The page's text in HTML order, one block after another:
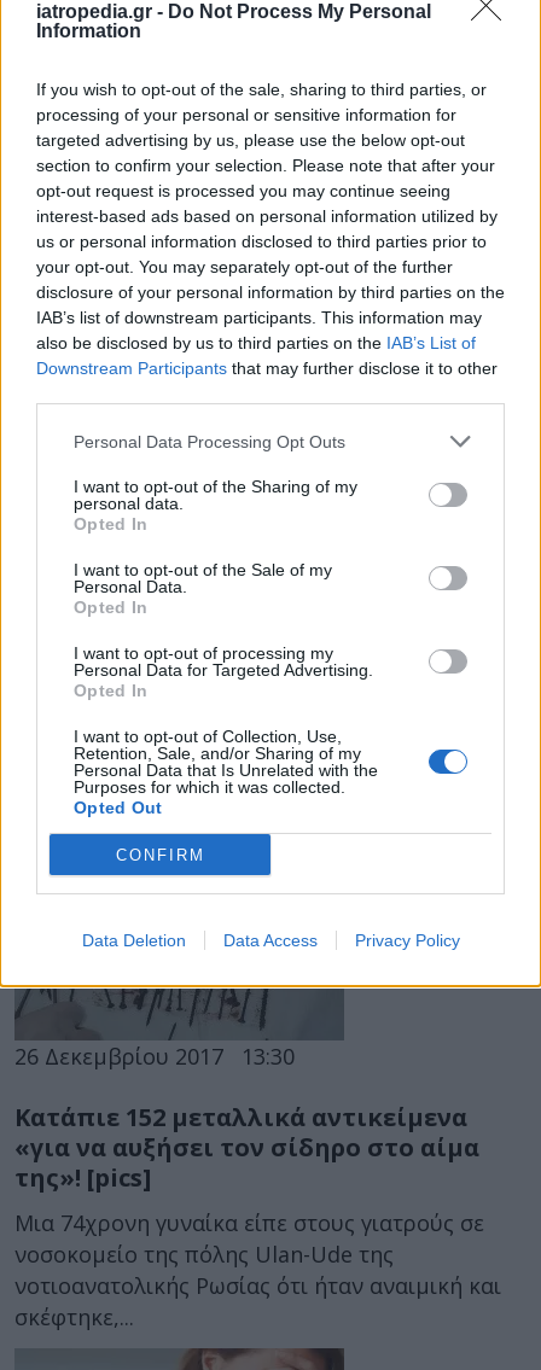
iatropedia.gr - Do Not Process My Personal
Information
If you wish to opt-out of the sale, sharing to third parties, or
processing of your personal or sensitive information for
targeted advertising by us, please use the below opt-out
section to confirm your selection. Please note that after your
opt-out request is processed you may continue seeing
interest-based ads based on personal information utilized by
us or personal information disclosed to third parties prior to
your opt-out. You may separately opt-out of the further
disclosure of your personal information by third parties on the
IAB’s list of downstream participants. This information may
also be disclosed by us to third parties on the IAB’s List of
Downstream Participants that may further disclose it to other
Personal Data Processing Opt Outs
I want to opt-out of the Sharing of my
personal data.
Opted In
I want to opt-out of the Sale of my
Personal Data.
Opted In
I want to opt-out of processing my
Personal Data for Targeted Advertising.
Opted In
I want to opt-out of Collection, Use,
Retention, Sale, and/or Sharing of my
Personal Data that Is Unrelated with the
Purposes for which it was collected.
Opted Out
CONFIRM
Data Deletion Data Access Privacy Policy
19 Ιουλίου 2020 12:01
Πώς φαίνεται η έλλειψη σιδήρου που
συνδέεται με την αναιμία
Η αναιμία δεν αποτελεί νόσο, αφού είναι
αποτέλεσμα ποικίλων ασθενειών.
Χαρακτηρίζεται ως μια παθολογική κατάσταση
στην οποία η συνολική μάζα των...
27 Νοεμβρίου 2019 08:01
Σιδηροπενία: Με έλλειψη σιδήρου ένας
στους τρεις ανθρώπους
πάσχοντες από χρόνια, φλεγμονώδη νοσήματα
έχουν συχνά έλλειψη σιδήρου (σιδηροπενία),
χωρίς...
26 Δεκεμβρίου 2017 13:30
Κατάπιε 152 μεταλλικά αντικείμενα
«για να αυξήσει τον σίδηρο στο αίμα
της»! [pics]
Μια 74χρονη γυναίκα είπε στους γιατρούς σε
νοσοκομείο της πόλης Ulan-Ude της
νοτιοανατολικής Ρωσίας ότι ήταν αναιμική και
σκέφτηκε,...